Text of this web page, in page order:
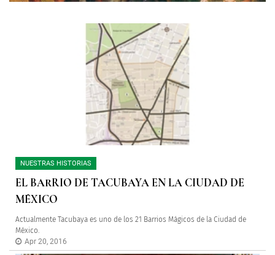
NUESTRAS HISTORIAS
EL BARRIO DE TACUBAYA EN LA CIUDAD DE
MÉXICO
Actualmente Tacubaya es uno de los 21 Barrios Mágicos de la Ciudad de
México.
Apr 20, 2016